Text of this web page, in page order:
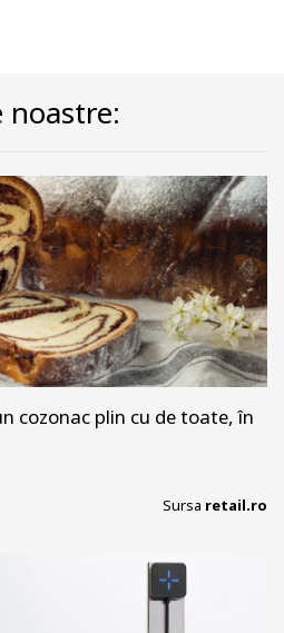
noastre:
cozonac plin cu de toate, în
Sursa retail.ro